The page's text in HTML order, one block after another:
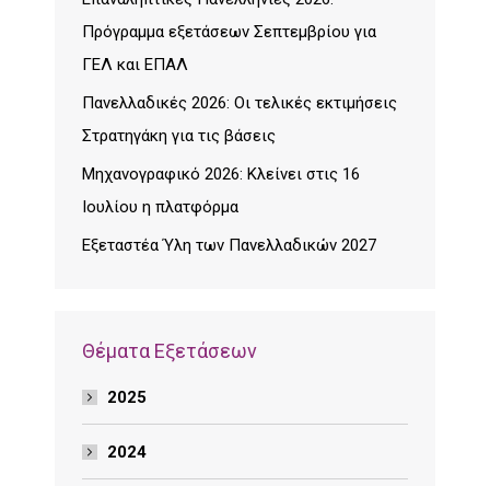
Πρόγραμμα εξετάσεων Σεπτεμβρίου για
ΓΕΛ και ΕΠΑΛ
Πανελλαδικές 2026: Οι τελικές εκτιμήσεις
Στρατηγάκη για τις βάσεις
Μηχανογραφικό 2026: Κλείνει στις 16
Ιουλίου η πλατφόρμα
Εξεταστέα Ύλη των Πανελλαδικών 2027
Θέματα Εξετάσεων
2025
2024